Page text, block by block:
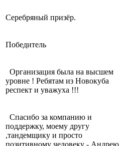
Серебряный призёр.
Победитель
Организация была на высшем
уровне ! Ребятам из Новокуба
респект и уважуха !!!
Спасибо за компанию и
поддержку, моему другу
,тандемщику и просто
позитивному человеку - Андрею